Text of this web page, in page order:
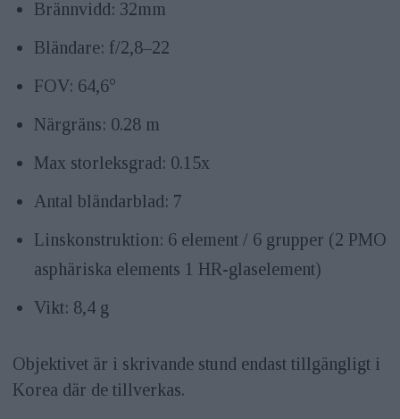
Brännvidd: 32mm
Bländare: f/2,8–22
FOV: 64,6°
Närgräns: 0.28 m
Max storleksgrad: 0.15x
Antal bländarblad: 7
Linskonstruktion: 6 element / 6 grupper (2 PMO
asphäriska elements 1 HR-glaselement)
Vikt: 8,4 g
Objektivet är i skrivande stund endast tillgängligt i
Korea där de tillverkas.